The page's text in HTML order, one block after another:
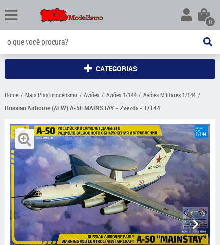
0
CATEGORIAS
Home Mais Plastimodelismo Aviões Aviões 1/144
Aviões Militares 1/144
Russian Airborne (AEW) A-50 MAINSTAY - Zvezda - 1/144